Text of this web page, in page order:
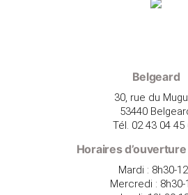
Belgeard
30, rue du
53440
Tél. 02 43 04 45
Horaires
Mardi : 8h30-
Mercredi : 8h30-